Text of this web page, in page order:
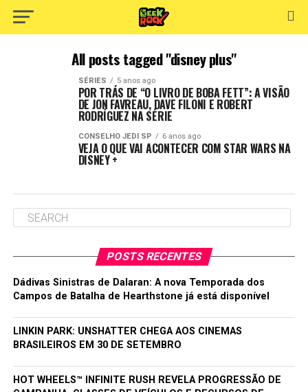
All posts tagged "disney plus"
SÉRIES 5 anos ago
POR TRÁS DE “O LIVRO DE BOBA FETT”: A VISÃO
DE JON FAVREAU, DAVE FILONI E ROBERT
RODRÍGUEZ NA SÉRIE
CONSELHO JEDI SP 6 anos ago
VEJA O QUE VAI ACONTECER COM STAR WARS NA
DISNEY +
POSTS RECENTES
Dádivas Sinistras de Dalaran: A nova Temporada dos
Campos de Batalha de Hearthstone já está disponível
LINKIN PARK: UNSHATTER CHEGA AOS CINEMAS
BRASILEIROS EM 30 DE SETEMBRO
HOT WHEELS™ INFINITE RUSH REVELA PROGRESSÃO DE